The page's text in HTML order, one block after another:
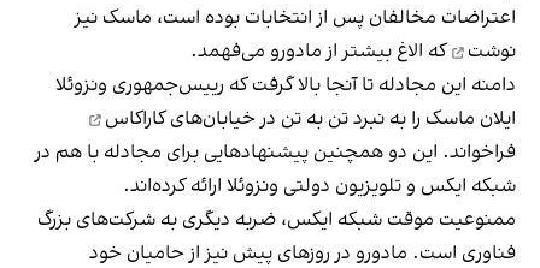
اعتراضات مخالفان پس از انتخابات بوده است، ماسک نیز
نوشت
که الاغ بیشتر از مادورو می‌فهمد.
دامنه این مجادله تا آنجا بالا گرفت که رییس‌جمهوری ونزوئلا
ایلان ماسک را به نبرد تن به تن در خیابان‌های کاراکاس
فراخواند. این دو همچنین پیشنهادهایی برای مجادله با هم در
شبکه ایکس و تلویزیون دولتی ونزوئلا ارائه کرده‌اند.
ممنوعیت موقت شبکه ایکس، ضربه دیگری به شرکت‌های بزرگ
فناوری است. مادورو در روزهای پیش نیز از حامیان خود